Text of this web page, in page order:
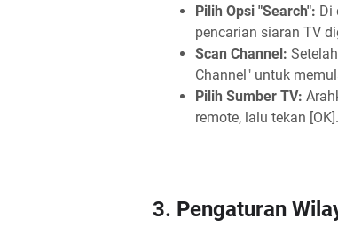
Pilih Opsi "Search": Di
pencarian siaran TV
Scan Channel:
Channel" untuk
Pilih Sumber TV:
remote, lalu tekan [OK].
3. Pengaturan